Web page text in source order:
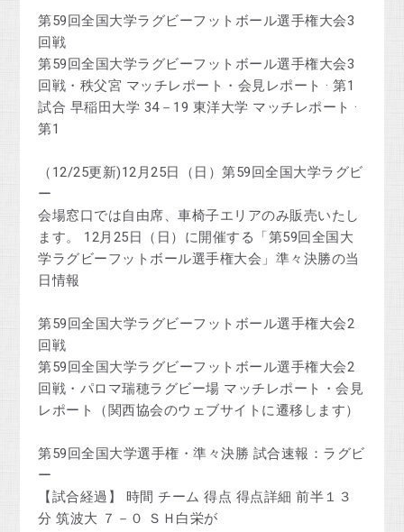
第59回全国大学ラグビーフットボール選手権大会3
回戦
第59回全国大学ラグビーフットボール選手権大会3
回戦・秩父宮 マッチレポート・会見レポート · 第1
試合 早稲田大学 34－19 東洋大学 マッチレポート ·
第1
（12/25更新)12月25日（日）第59回全国大学ラグビ
ー
会場窓口では自由席、車椅子エリアのみ販売いたし
ます。 12月25日（日）に開催する「第59回全国大
学ラグビーフットボール選手権大会」準々決勝の当
日情報
第59回全国大学ラグビーフットボール選手権大会2
回戦
第59回全国大学ラグビーフットボール選手権大会2
回戦・パロマ瑞穂ラグビー場 マッチレポート・会見
レポート（関西協会のウェブサイトに遷移します）
第59回全国大学選手権・準々決勝 試合速報：ラグビ
ー
【試合経過】 時間 チーム 得点 得点詳細 前半１３
分 筑波大 ７－０ ＳＨ白栄が